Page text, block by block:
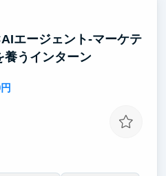
事業開発・コンサル・人材
す。成果次第では、学生チ
ント事業全体の責任者もお
エージェント-マーケテ
養うインターン